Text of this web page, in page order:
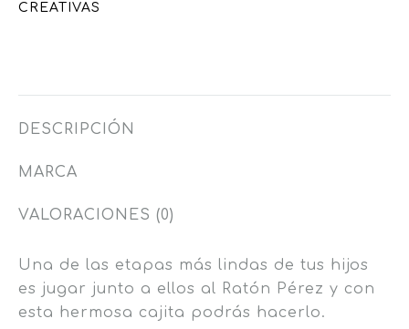
CREATIVAS
DESCRIPCIÓN
MARCA
VALORACIONES (0)
Una de las etapas más lindas de tus hijos
es jugar junto a ellos al Ratón Pérez y con
esta hermosa cajita podrás hacerlo.